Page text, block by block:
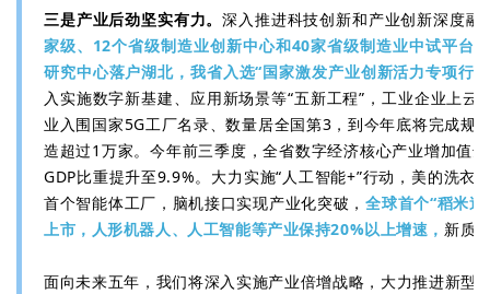
三是产业后劲坚实有力。深入推进科技创新和产业创新深度融
家级、12个省级制造业创新中心和40家省级制造业中试平台
研究中心落户湖北，我省入选“国家激发产业创新活力专项行
入实施数字新基建、应用新场景等“五新工程”，工业企业上云
业入围国家5G工厂名录、数量居全国第3，到今年底将完成规
造超过1万家。今年前三季度，全省数字经济核心产业增加值
GDP比重提升至9.9%。大力实施“人工智能+”行动，美的洗衣
首个智能体工厂，脑机接口实现产业化突破，全球首个“稻米
上市，人形机器人、人工智能等产业保持20%以上增速， 新质
面向未来五年，我们将深入实施产业倍增战略，大力推进新型